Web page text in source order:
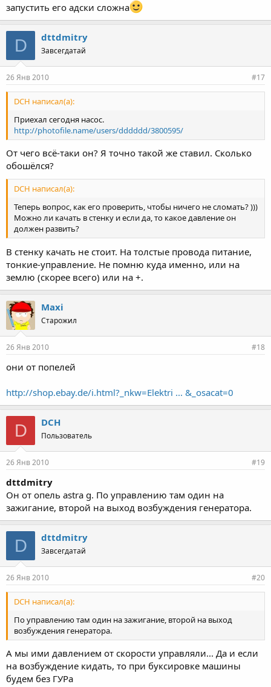
запустить его адски сложна
D dttdmitry
Завсегдатай
26 Янв 2010 #17
DCH написал(а):
Приехал сегодня насос.
http://photofile.name/users/dddddd/3800595/
От чего всё-таки он? Я точно такой же ставил. Сколько
обошёлся?
DCH написал(а):
Теперь вопрос, как его проверить, чтобы ничего не сломать? )))
Можно ли качать в стенку и если да, то какое давление он
должен развить?
В стенку качать не стоит. На толстые провода питание,
тонкие-управление. Не помню куда именно, или на
землю (скорее всего) или на +.
Maxi
Старожил
26 Янв 2010 #18
они от попелей
http://shop.ebay.de/i.html?_nkw=Elektri ... &_osacat=0
D DCH
Пользователь
26 Янв 2010 #19
dttdmitry
Он от опель astra g. По управлению там один на
зажигание, второй на выход возбуждения генератора.
D dttdmitry
Завсегдатай
26 Янв 2010 #20
DCH написал(а):
По управлению там один на зажигание, второй на выход
возбуждения генератора.
А мы ими давлением от скорости управляли... Да и если
на возбуждение кидать, то при буксировке машины
будем без ГУРа